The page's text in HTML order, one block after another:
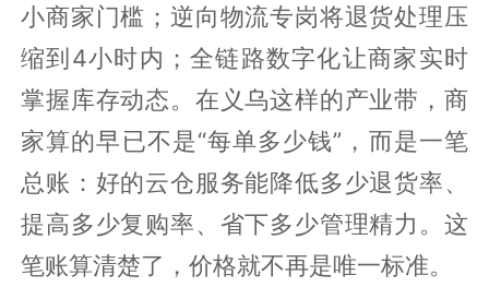
小商家门槛；逆向物流专岗将退货处理压
缩到4小时内；全链路数字化让商家实时
掌握库存动态。在义乌这样的产业带，商
家算的早已不是“每单多少钱”，而是一笔
总账：好的云仓服务能降低多少退货率、
提高多少复购率、省下多少管理精力。这
笔账算清楚了，价格就不再是唯一标准。